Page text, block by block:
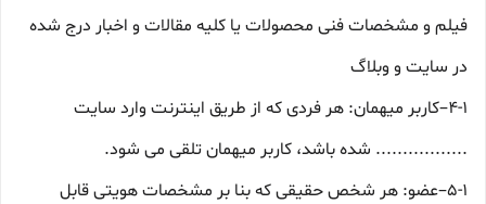
فیلم و مشخصات فنی محصولات یا کلیه مقالات و اخبار درج شده
در سایت و وبلاگ
۴-۱–کاربر میهمان: هر فردی که از طریق اینترنت وارد سایت
................. شده باشد، کاربر میهمان تلقی می شود.
۵-۱–عضو: هر شخص حقیقی که بنا بر مشخصات هویتی قابل